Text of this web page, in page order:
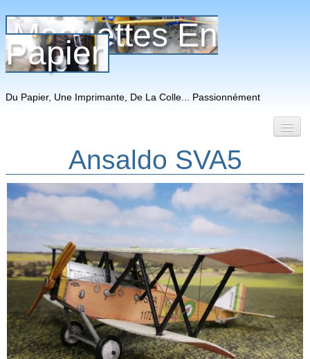
Maquettes En
Papier
Du Papier, Une Imprimante, De La Colle... Passionnément
Mes montages
Liens
PMP Le Mag'
Maquettes PMP
Contact
Ansaldo SVA5